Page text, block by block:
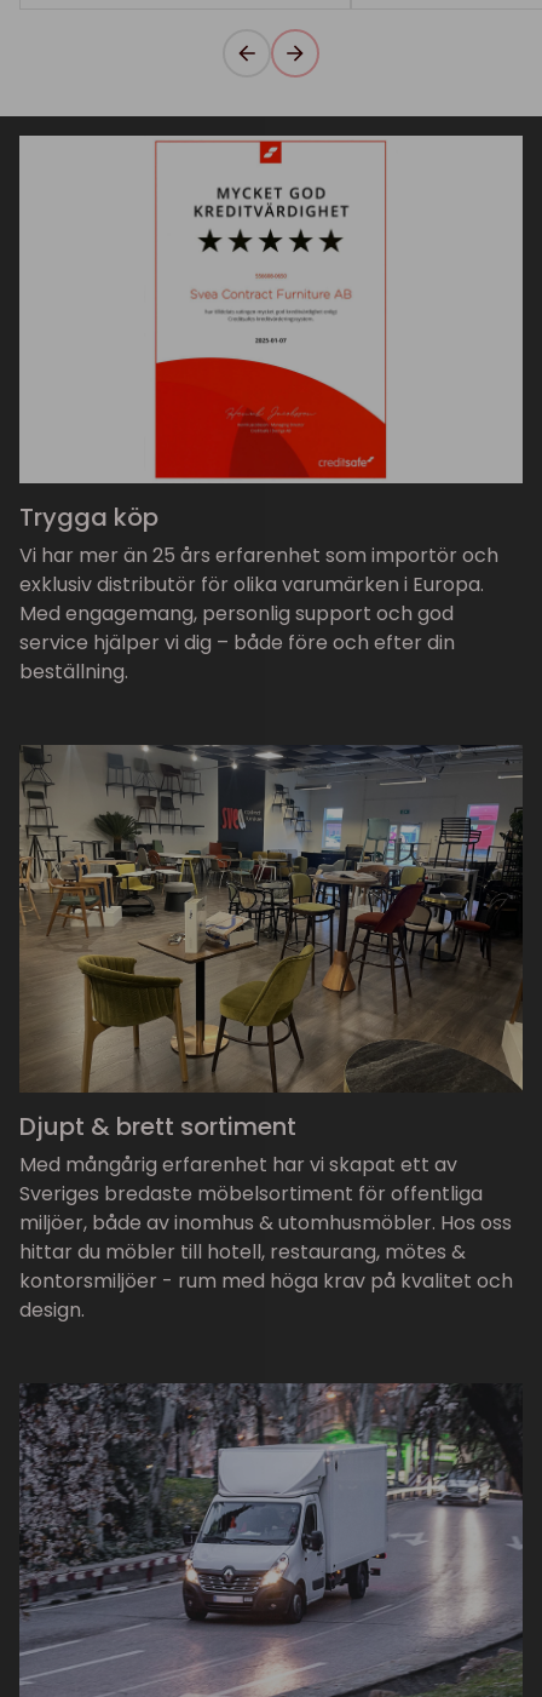
Trygga köp
Vi har mer än 25 års erfarenhet som importör och
exklusiv distributör för olika varumärken i Europa.
Med engagemang, personlig support och god
service hjälper vi dig – både före och efter din
beställning.
Djupt & brett sortiment
Med mångårig erfarenhet har vi skapat ett av
Sveriges bredaste möbelsortiment för offentliga
miljöer, både av inomhus & utomhusmöbler. Hos oss
hittar du möbler till hotell, restaurang, mötes &
kontorsmiljöer - rum med höga krav på kvalitet och
design.